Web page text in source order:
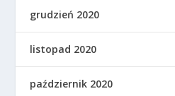
grudzień 2020
listopad 2020
październik 2020